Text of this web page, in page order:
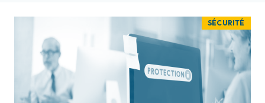
SÉCURITÉ